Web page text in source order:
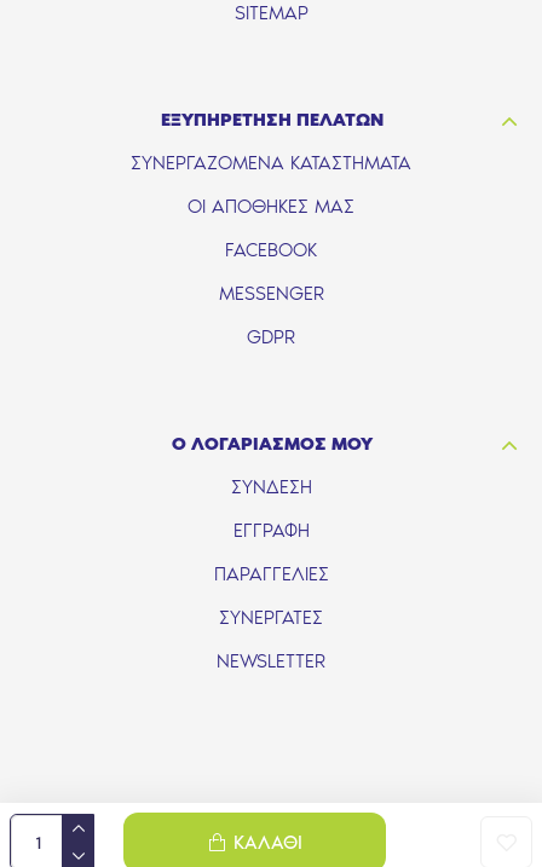
ΚΑΛΆΘΙ
SITEMAP
ΕΞΥΠΗΡΕΤΗΣΗ ΠΕΛΑΤΩΝ
ΣΥΝΕΡΓΑΖΟΜΕΝΑ ΚΑΤΑΣΤΗΜΑΤΑ
ΟΙ ΑΠΟΘΗΚΕΣ ΜΑΣ
FACEBOOK
MESSENGER
GDPR
Ο ΛΟΓΑΡΙΑΣΜΟΣ ΜΟΥ
ΣΥΝΔΕΣΗ
ΕΓΓΡΑΦΗ
ΠΑΡΑΓΓΕΛΙΕΣ
ΣΥΝΕΡΓΑΤΕΣ
NEWSLETTER
Handcrafted with 💙 in Athens by MP